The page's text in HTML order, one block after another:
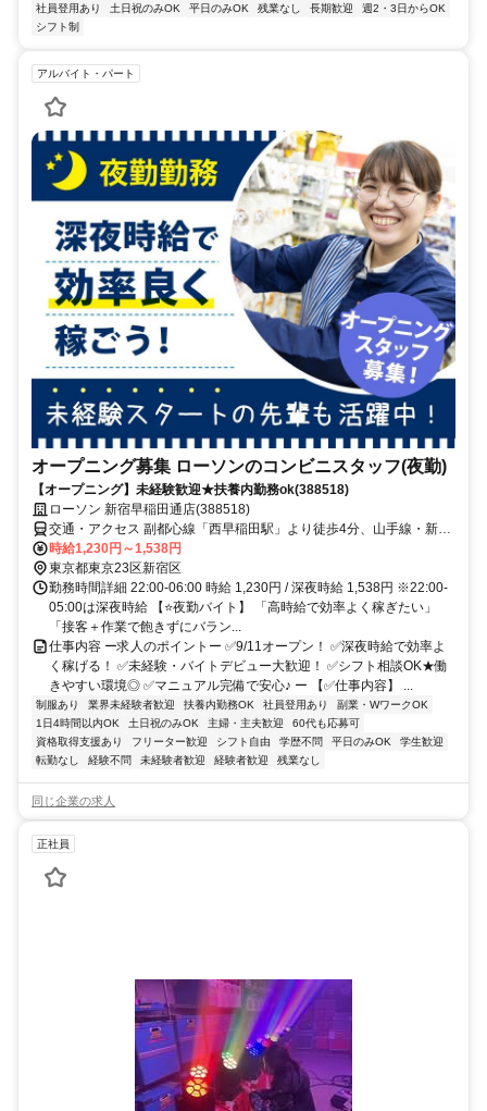
社員登用あり 土日祝のみOK 平日のみOK 残業なし 長期歓迎
週2・3日からOK
シフト制
アルバイト・パート
オープニング募集 ローソンのコンビニスタッフ(夜勤)
【オープニング】未経験歓迎★扶養内勤務ok(388518)
ローソン 新宿早稲田通店(388518)
交通・アクセス 副都心線「西早稲田駅」より徒歩4分、山手線・新宿
線・東西線「高田馬場駅」より徒歩6分、都電荒川線「面影橋駅」よ
り徒歩7分
時給1,230円～1,538円
東京都東京23区新宿区
勤務時間詳細 22:00-06:00 時給 1,230円 / 深夜時給 1,538円 ※22:00-
05:00は深夜時給 【⭐夜勤バイト】 「高時給で効率よく稼ぎたい」
「接客＋作業で飽きずにバラン...
仕事内容 ー求人のポイントー ✅9/11オープン！ ✅深夜時給で効率よ
く稼げる！ ✅未経験・バイトデビュー大歓迎！ ✅シフト相談OK★働
きやすい環境◎ ✅マニュアル完備で安心♪ ー 【✅仕事内容】 ...
制服あり 業界未経験者歓迎 扶養内勤務OK 社員登用あり
副業・WワークOK
1日4時間以内OK
土日祝のみOK 主婦・主夫歓迎
60代も応募可
資格取得支援あり
フリーター歓迎 シフト自由 学歴不問 平日のみOK
学生歓迎
転勤なし
経験不問 未経験者歓迎 経験者歓迎 残業なし
同じ企業の求人
正社員